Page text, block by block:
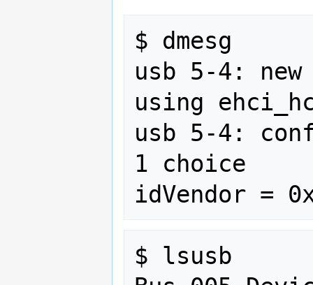
$ dmesg
usb 5-4: new
using
usb 5-4:
1 choice
$ lsusb